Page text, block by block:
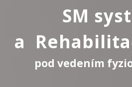
SM
a
pod vedením